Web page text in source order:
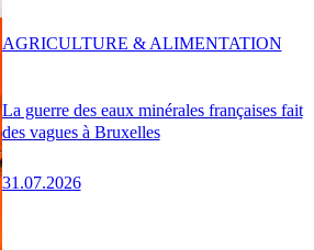
La guerre des eaux minérales françaises fait
des vagues à Bruxelles
31.07.2026
AGRICULTURE & ALIMENTATION